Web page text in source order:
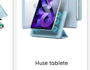
Huse tablete